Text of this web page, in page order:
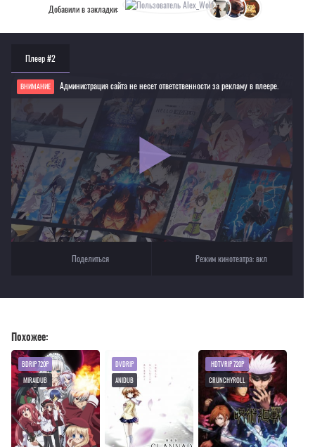
Добавили в закладки:
Плеер #2
ВНИМАНИЕ Администрация сайта не несет ответственности за рекламу в плеере.
Если видео не работает, обновите страницу или выберите другой плеер!
Для просмотра некоторых аниме необходимо установить VPN
Текущее воспроизведение：Магическая битва (фильм)
Поделиться Режим кинотеатра:вкл
Похожее:
BDRIP 720P
MIRAIDUB
DVDRIP
ANIDUB
HDTVRIP 720P
CRUNCHYROLL